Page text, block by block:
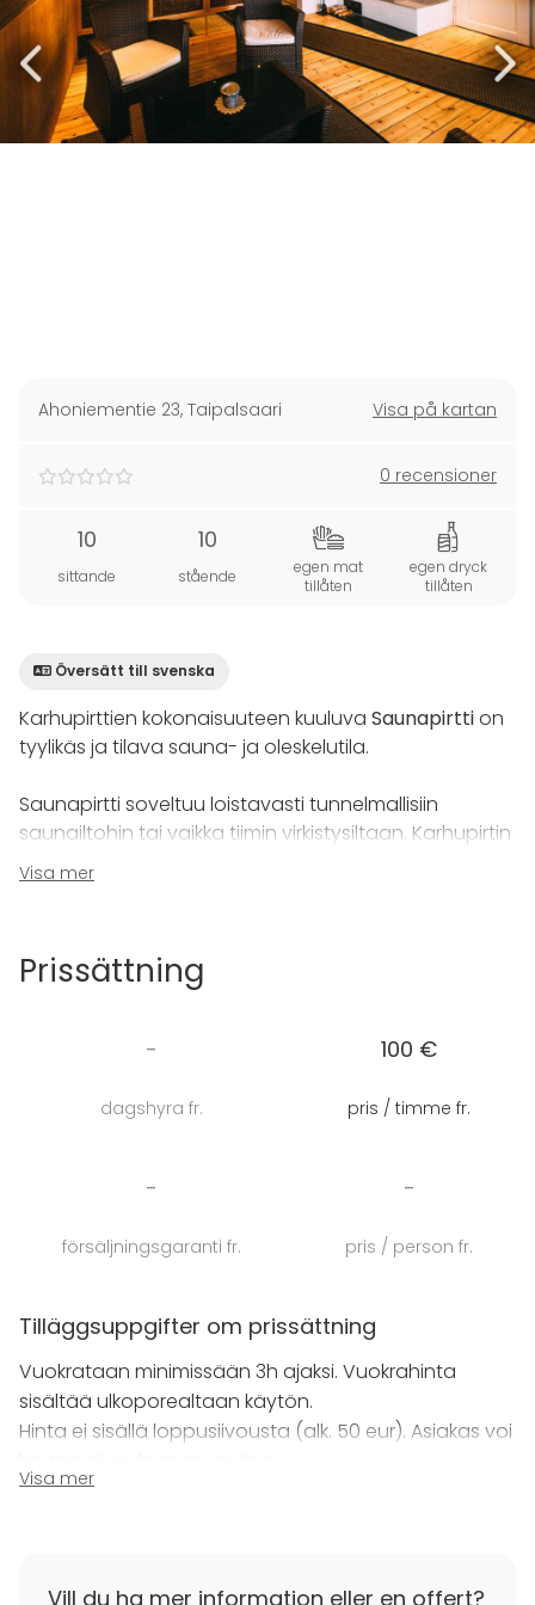
Ahoniementie 23, Taipalsaari Visa på kartan
0 recensioner
10
sittande
10
stående
egen mat
tillåten
egen dryck
tillåten
Översätt till svenska
Karhupirttien kokonaisuuteen kuuluva Saunapirttion
tyylikäs ja tilava sauna- ja oleskelutila.
Saunapirtti soveltuu loistavasti tunnelmallisiin
saunailtohin tai vaikka tiimin virkistysiltaan. Karhupirtin
tilat sijaitsevat Suur-Saimaan rannalla, vain 20min
ajomatka Lappeenrannasta.
hengen ryhmille. Saunapirtissä on tilava sauna, jonka
Terassiin upotettu 6hlön lämmin ulkoporeallas, joka
on heti käyttövalmis. Muutaman askeleen päässä on
Pirtin olohuone on tilava 30 neliön kokonaisuus. Tilaan
kuuluu takka, seurusteluryhmät, meikkauspöydät ja -
vedenkeitin. Kylpypyyhkeet sisältyvät myös hintaan.
Saunapirtti on muokattavissa myös
yöpymiskäyttöön 2 hengelle, parisängyllä tai
kahdella erillisellä 1 hengellä sängyllä.
Tervetuloa!
Visa mer
Prissättning
-
dagshyra fr.
100 €
pris / timme fr.
-
försäljningsgaranti fr.
-
pris / person fr.
Tilläggsuppgifter om prissättning
Vuokrataan minimissään 3h ajaksi. Vuokrahinta
sisältää ulkoporealtaan käytön.
Hinta ei sisällä loppusiivousta (alk. 50 eur). Asiakas voi
(tilisiirtolasku tai maksulinkki tekstiviestillä).
Visa mer
Vill du ha mer information eller en offert?